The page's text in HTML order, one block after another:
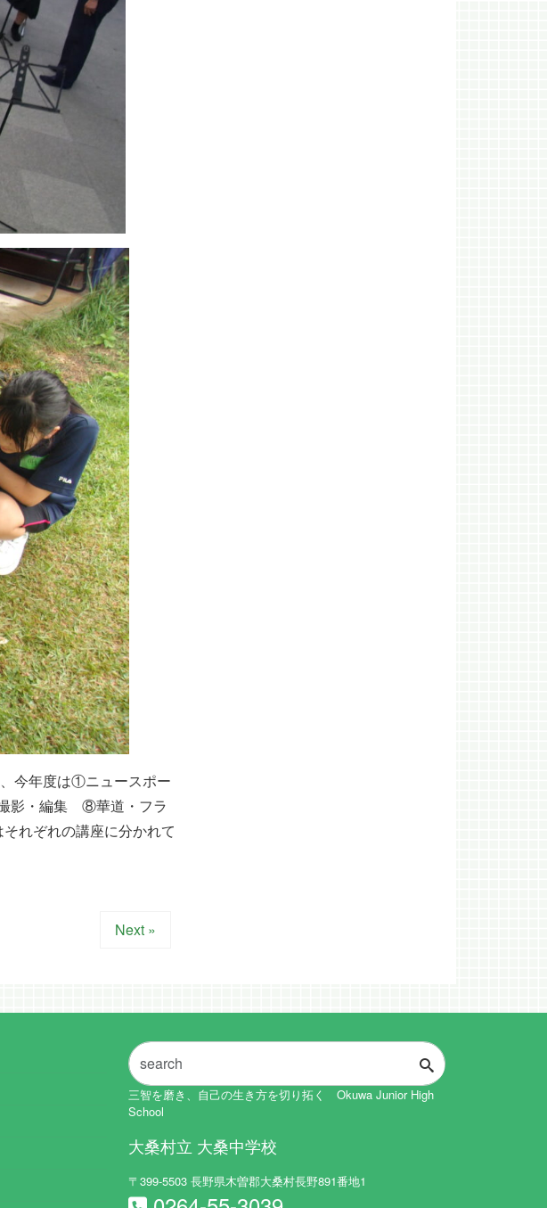
今年度は①ニュースポー
・編集 ⑧華道・フラ
れぞれの講座に分かれて
Next »
三智を磨き、自己の生き方を切り拓く Okuwa Junior High
School
大桑村立 大桑中学校
〒399-5503 長野県木曽郡大桑村長野891番地1